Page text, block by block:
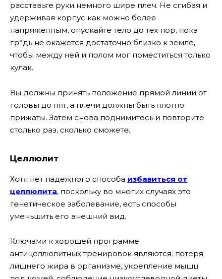
расставьте руки немного шире плеч. Не сгибая и
удерживая корпус как можно более
напряженным, опускайте тело до тех пор, пока
гр*дь не окажется достаточно близко к земле,
чтобы между ней и полом мог поместиться только
кулак.
Вы должны принять положение прямой линии от
головы до пят, а плечи должны быть плотно
прижаты. Затем снова поднимитесь и повторите
столько раз, сколько сможете.
Целлюлит
Хотя нет надежного способа избавиться от
целлюлита, поскольку во многих случаях это
генетическое заболевание, есть способы
уменьшить его внешний вид.
Ключами к хорошей программе
антицеллюлитных тренировок являются: потеря
лишнего жира в организме, укрепление мышц